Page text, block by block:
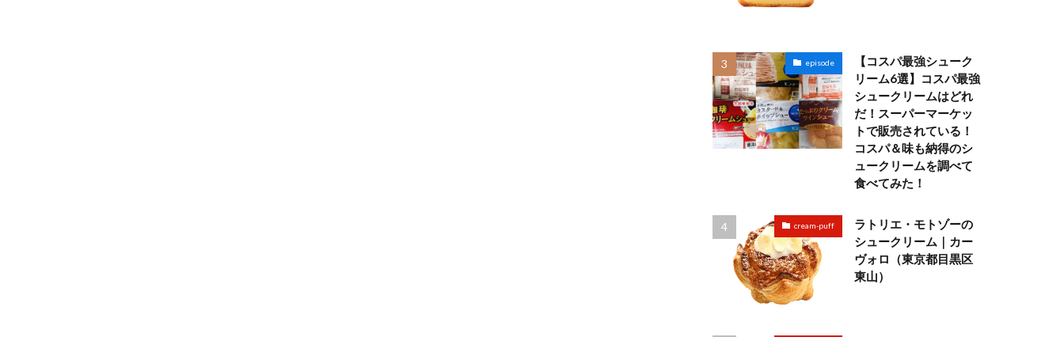
episode
【コスパ最強シューク
リーム6選】コスパ最強
シュークリームはどれ
だ！スーパーマーケッ
トで販売されている！
コスパ＆味も納得のシ
ュークリームを調べて
食べてみた！
cream-puff
ラトリエ・モトゾーの
シュークリーム｜カー
ヴォロ（東京都目黒区
東山）